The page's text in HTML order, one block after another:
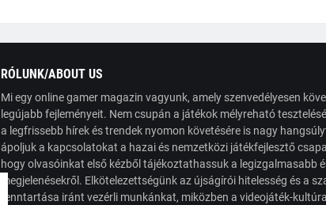
RÓLUNK/ABOUT US
Mi egy online gamer magazin vagyunk, amely szenvedélyesen
legújabb fejleményeit. Nem csupán a játékok mélyreható
a legfrissebb hírek és trendek nyomon követésére is nagy
ápoljuk a kapcsolatokat a hazai és nemzetközi játékfejlesztő
hogy olvasóinkat első kézből tájékoztathassuk a legizgalmasabb
megjelenésekről. Elkötelezettségünk az újságírói hitelesség és a
fenntartása iránt vezérli munkánkat, miközben a videojáték-